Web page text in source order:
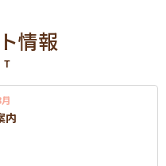
情報
内